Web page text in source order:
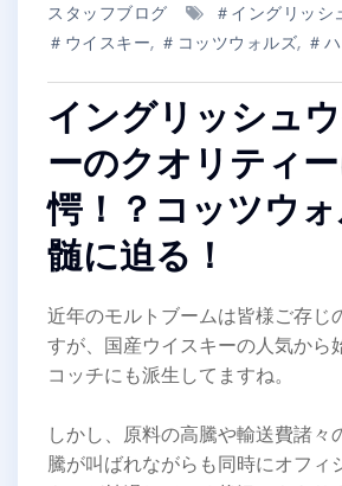
スタッフブログ
＃イングリッシ
＃ウイスキー, ＃コッツウォルズ, ＃
イングリッシュ
ーのクオリティ
愕！？コッツウ
髄に迫る！
近年のモルトブームは皆様ご存じ
すが、国産ウイスキーの人気から
コッチにも派生してますね。
しかし、原料の高騰や輸送費諸々
騰が叫ばれながらも同時にオフィ